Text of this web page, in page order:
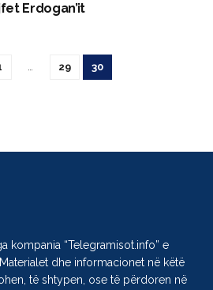
Erdogan’it
… 29 30
kompania “Telegramisot.info” e
dhe informacionet në këtë
të shtypen, ose të përdoren në